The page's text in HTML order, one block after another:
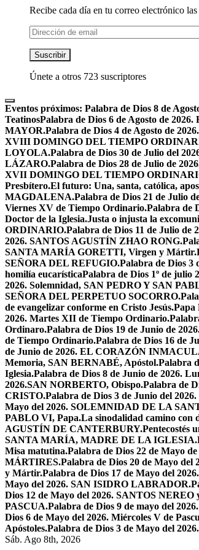
Recibe cada día en tu correo electrónico
Dirección
de
email
Suscribir
Únete a otros 723 suscriptores
Eventos próximos: Palabra de Dios 8 de
TeatinosPalabra de Dios 6 de Agosto de
MAYOR.Palabra de Dios 4 de Agosto de
XVIII DOMINGO DEL TIEMPO
LOYOLA.Palabra de Dios 30 de Julio del
LÁZARO.Palabra de Dios 28 de Julio de
XVII DOMINGO DEL TIEMPO
Presbítero.El futuro: Una, santa, católica,
MAGDALENA.Palabra de Dios 21 de Julio
Viernes XV de Tiempo Ordinario.Palabra de
Doctor de la Iglesia.Justa o injusta la
ORDINARIO.Palabra de Dios 11 de Julio
2026. SANTOS AGUSTÍN ZHAO RONG.
SANTA MARÍA GORETTI, Virgen y Mártir.
SEÑORA DEL REFUGIO.Palabra de Dios 3
homilía eucarísticaPalabra de Dios 1º de julio
2026. Solemnidad, SAN PEDRO Y SAN
SEÑORA DEL PERPETUO SOCORRO.
de evangelizar conforme en Cristo Jesús.Papa
2026. Martes XII de Tiempo Ordinario.
Ordinaro.Palabra de Dios 19 de Junio de
de Tiempo Ordinario.Palabra de Dios 16 de
de Junio de 2026. EL CORAZÓN
Memoria, SAN BERNABÉ, Apóstol.Palabra
Iglesia.Palabra de Dios 8 de Junio de 2026.
2026.SAN NORBERTO, Obispo.Palabra de
CRISTO.Palabra de Dios 3 de Junio del
Mayo del 2026. SOLEMNIDAD DE LA
PABLO VI, Papa.La sinodalidad camino con
AGUSTÍN DE CANTERBURY.Pentecostés
SANTA MARÍA, MADRE DE LA IGLESIA.
Misa matutina.Palabra de Dios 22 de Mayo
MÁRTIRES.Palabra de Dios 20 de Mayo del
y Mártir.Palabra de Dios 17 de Mayo del
Mayo del 2026. SAN ISIDRO LABRADOR.
Dios 12 de Mayo del 2026. SANTOS
PASCUA.Palabra de Dios 9 de mayo del
Dios 6 de Mayo del 2026. Miércoles V de
Apóstoles.Palabra de Dios 3 de Mayo del
Sáb. Ago 8th, 2026